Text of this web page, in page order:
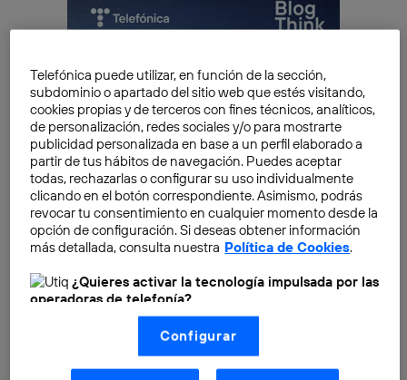
El hidrógeno líquido se ha establecido como una
solución viable y sosteniblepara diversos usos.
Desde la propulsión de cohetes hasta la producción
Telefónica puede utilizar, en función de la sección,
subdominio o apartado del sitio web que estés visitando,
cookies propias y de terceros con fines técnicos, analíticos,
de personalización, redes sociales y/o para mostrarte
publicidad personalizada en base a un perfil elaborado a
partir de tus hábitos de navegación. Puedes aceptar
todas, rechazarlas o configurar su uso individualmente
clicando en el botón correspondiente. Asimismo, podrás
revocar tu consentimiento en cualquier momento desde la
opción de configuración. Si deseas obtener información
más detallada, consulta nuestra Política de Cookies.
¿Quieres activar la tecnología impulsada por las
operadoras de telefonía?
Nosotros, Telefónica S.A., utilizamos la tecnología Utiq para
realizar nuestras acciones de marketing digital o análisis
(como se describe en este aviso de consentimiento)
basadas en tu navegación en nuestra(s) web(s)
Configurar